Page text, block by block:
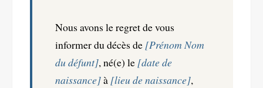
Nous avons le regret de vous
informer du décès de [Prénom Nom
du défunt], né(e) le [date de
naissance]à [lieu de naissance],